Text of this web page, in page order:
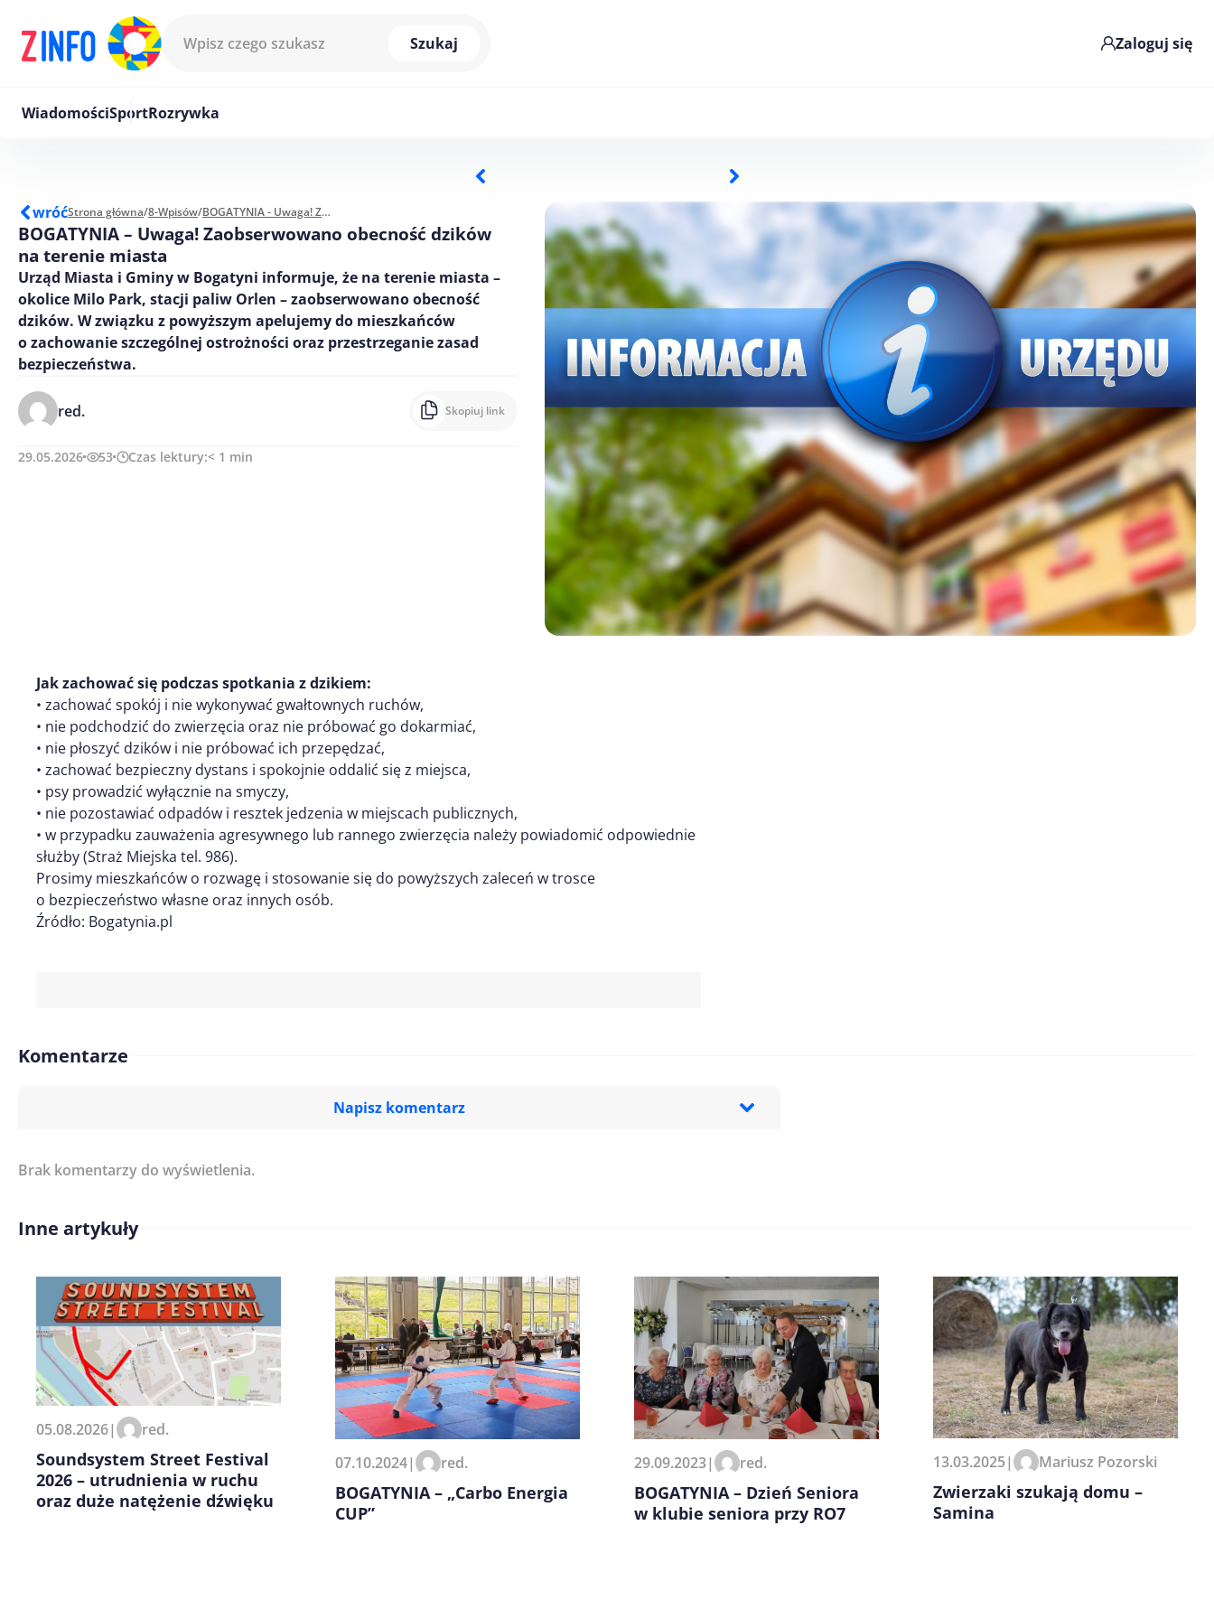
Szukaj
Zaloguj się
WiadomościSportRozrywka
wróćStrona główna/8-Wpisów/ BOGATYNIA - Uwaga! Zaobserwowano obecność dzików na terenie miasta
BOGATYNIA – Uwaga! Zaobserwowano obecność dzików
na terenie miasta
Urząd Miasta i Gminy w Bogatyni informuje, że na terenie miasta –
okolice Milo Park, stacji paliw Orlen – zaobserwowano obecność
dzików. W związku z powyższym apelujemy do mieszkańców
o zachowanie szczególnej ostrożności oraz przestrzeganie zasad
bezpieczeństwa.
red. Skopiuj link
29.05.2026 53 Czas lektury:< 1 min
Jak zachować się podczas spotkania z dzikiem:
• zachować spokój i nie wykonywać gwałtownych ruchów,
• nie podchodzić do zwierzęcia oraz nie próbować go dokarmiać,
• nie płoszyć dzików i nie próbować ich przepędzać,
• zachować bezpieczny dystans i spokojnie oddalić się z miejsca,
• psy prowadzić wyłącznie na smyczy,
• nie pozostawiać odpadów i resztek jedzenia w miejscach publicznych,
• w przypadku zauważenia agresywnego lub rannego zwierzęcia należy powiadomić odpowiednie
służby (Straż Miejska tel. 986).
Prosimy mieszkańców o rozwagę i stosowanie się do powyższych zaleceń w trosce
o bezpieczeństwo własne oraz innych osób.
Źródło: Bogatynia.pl
Komentarze
Napisz komentarz
Imię/ Nick*
Zapamiętaj moje dane w tej przeglądarce podczas pisania
kolejnych komentarzy.
Brak komentarzy do wyświetlenia.
Inne artykuły
05.08.2026| red.
Soundsystem Street Festival
2026 – utrudnienia w ruchu
oraz duże natężenie dźwięku
07.10.2024| red.
BOGATYNIA – „Carbo Energia
CUP”
29.09.2023| red.
BOGATYNIA – Dzień Seniora
w klubie seniora przy RO7
13.03.2025| Mariusz Pozorski
Zwierzaki szukają domu –
Samina